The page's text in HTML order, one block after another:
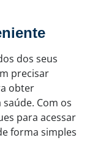
dos seus
precisar
obter
Com os
para acessar
forma simples